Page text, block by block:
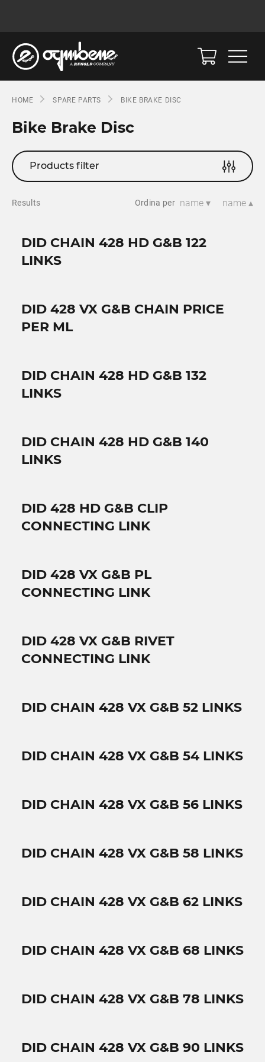
HOME SPARE PARTS BIKE BRAKE DISC
Bike Brake Disc
Products filter
Results Ordina per name ▾ name ▴
DID CHAIN 428 HD G&B 122
LINKS
DID 428 VX G&B CHAIN PRICE
PER ML
DID CHAIN 428 HD G&B 132
LINKS
DID CHAIN 428 HD G&B 140
LINKS
DID 428 HD G&B CLIP
CONNECTING LINK
DID 428 VX G&B PL
CONNECTING LINK
DID 428 VX G&B RIVET
CONNECTING LINK
DID CHAIN 428 VX G&B 52 LINKS
DID CHAIN 428 VX G&B 54 LINKS
DID CHAIN 428 VX G&B 56 LINKS
DID CHAIN 428 VX G&B 58 LINKS
DID CHAIN 428 VX G&B 62 LINKS
DID CHAIN 428 VX G&B 68 LINKS
DID CHAIN 428 VX G&B 78 LINKS
DID CHAIN 428 VX G&B 90 LINKS